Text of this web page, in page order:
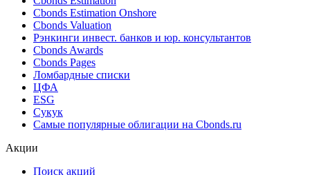
Cbonds Estimation Onshore
Cbonds Valuation
Рэнкинги инвест. банков и юр. консультантов
Cbonds Awards
Cbonds Pages
Ломбардные списки
ЦФА
ESG
Сукук
Самые популярные облигации на Cbonds.ru
Акции
Поиск акций